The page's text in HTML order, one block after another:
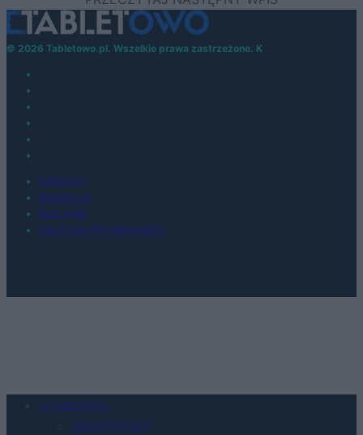
© 2026 Tabletowo.pl. Wszelkie prawa zastrzeżone. K
KONTAKT
REDAKCJA
REKLAMA
POLITYKA PRYWATNOŚCI
Urządzenia
SMARTFONY